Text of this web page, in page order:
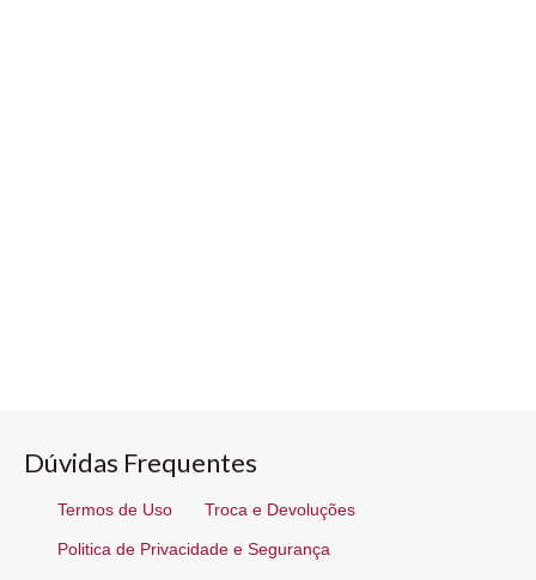
Dúvidas Frequentes
Termos de Uso Troca e Devoluções
Politica de Privacidade e Segurança